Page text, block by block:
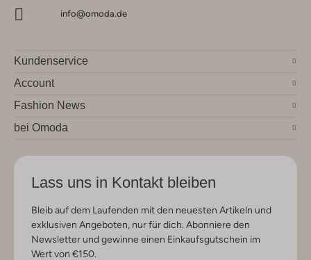
info@omoda.de
Kundenservice
Account
Fashion News
bei Omoda
Lass uns in Kontakt bleiben
Bleib auf dem Laufenden mit den neuesten Artikeln und
exklusiven Angeboten, nur für dich. Abonniere den
Newsletter und gewinne einen Einkaufsgutschein im
Wert von €150.